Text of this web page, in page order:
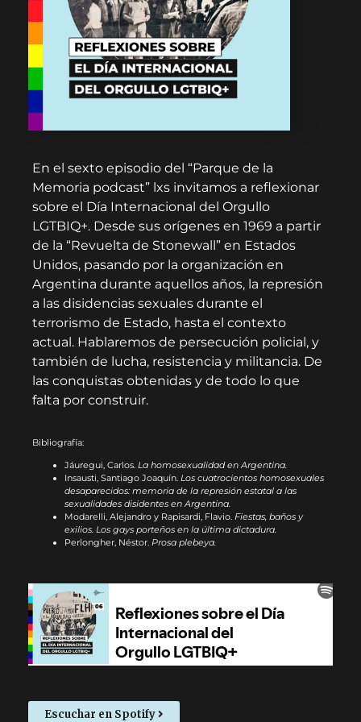
En el sexto episodio del “Parque de la
Memoria podcast” lxs invitamos a reflexionar
sobre el Día Internacional del Orgullo
LGTBIQ+. Desde sus orígenes en 1969 a partir
de la “Revuelta de Stonewall” en Estados
Unidos, pasando por la organización en
Argentina durante aquellos años, la represión
a las disidencias sexuales durante el
terrorismo de Estado, hasta el contexto
actual. Hablaremos de persecución policial, y
también de lucha, resistencia y militancia. De
las conquistas obtenidas y de todo lo que
falta por construir.
Bibliografía:
Jáuregui, Carlos. La homosexualidad en Argentina.
Insausti, Santiago Joaquín. Los cuatrocientos homosexuales
desaparecidos: memoria de la represión estatal a las
sexualidades disidentes en Argentina.
Modarelli, Alejandro y Rapisardi, Flavio. Fiestas, baños y
exilios. Los gays porteños en la última dictadura.
Perlongher, Néstor. Prosa plebeya.
Escuchar en Spotify